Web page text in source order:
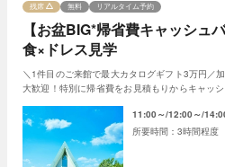
【お盆BIG*帰省費キャッシュ
食×ドレス見学
残席 無料 リアルタイム予約
＼1件目のご来館で最大カタログギフト3万円／
大歓迎！特別に帰省費をお見積もりからキャッ
11:00～ 12:00～
3時間程度